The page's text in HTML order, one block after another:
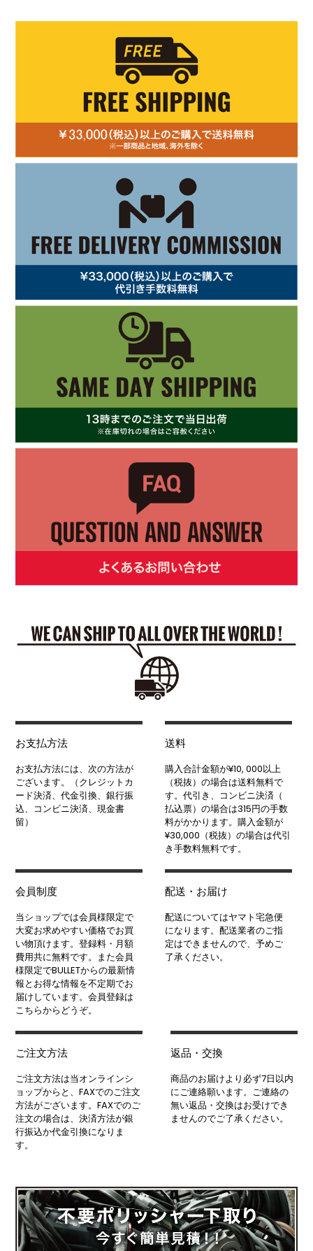
お支払方法
お支払方法には、次の方法が
ございます。（クレジットカ
ード決済、代金引換、銀行振
込、コンビニ決済、現金書
留）
送料
購入合計金額が¥10, 000以上
（税抜）の場合は送料無料で
す。代引き、コンビニ決済（
払込票）の場合は315円の手数
料がかかります。購入金額が
¥30,000（税抜）の場合は代引
き手数料無料です。
会員制度
当ショップでは会員様限定で
大変お求めやすい価格でお買
い物頂けます。登録料・月額
費用共に無料です。また会員
様限定でBULLETからの最新情
報とお得な情報を不定期でお
届けしています。会員登録は
こちらからどうぞ。
配送・お届け
配送についてはヤマト宅急便
になります。配送業者のご指
定はできませんので、予めご
了承ください。
ご注文方法
ご注文方法は当オンラインシ
ョップからと、FAXでのご注文
方法がございます。FAXでのご
注文の場合は、決済方法が銀
行振込か代金引換になりま
す。
返品・交換
商品のお届けより必ず7日以内
にご連絡願います。ご連絡の
無い返品・交換はお受けでき
ませんのでご了承ください。